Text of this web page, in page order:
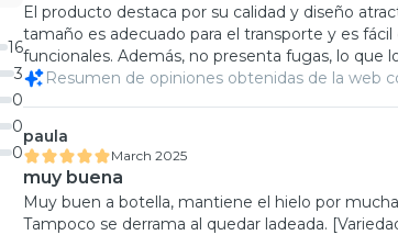
16
3
0
0
0
El producto destaca por su calidad y diseño
tamaño es adecuado para el transporte y es
funcionales. Además, no presenta fugas, lo que
Resumen de opiniones obtenidas de la web
paula
March 2025
muy buena
Muy buen a botella, mantiene el hielo por
Tampoco se derrama al quedar ladeada.